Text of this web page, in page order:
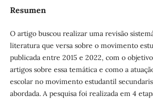
Resumen
O artigo buscou realizar uma revisão
literatura que versa sobre o movimento
publicada entre 2015 e 2022, com o
artigos sobre essa temática e como a
escolar no movimento estudantil
abordada. A pesquisa foi realizada em 4